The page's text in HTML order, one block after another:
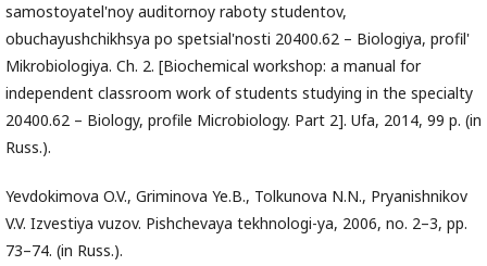
samostoyatel'noy auditornoy raboty studentov,
obuchayushchikhsya po spetsial'nosti 20400.62 – Biologiya, profil'
Mikrobiologiya. Ch. 2. [Biochemical workshop: a manual for
independent classroom work of students studying in the specialty
20400.62 – Biology, profile Microbiology. Part 2]. Ufa, 2014, 99 p. (in
Russ.).
Yevdokimova O.V., Griminova Ye.B., Tolkunova N.N., Pryanishnikov
V.V. Izvestiya vuzov. Pishchevaya tekhnologi-ya, 2006, no. 2–3, pp.
73–74. (in Russ.).